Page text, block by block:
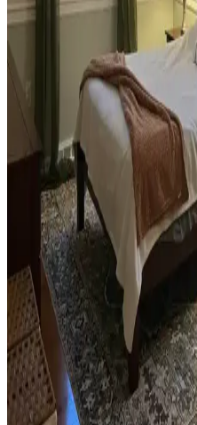
Teal Renkli Sandalyenin
Uyumunda Renk Tonları
Teal renkli sandalyenin halı ve
aksesuar seçimiyle sağlanır.
ahşap dolap, teal rengini öne
Yan Sehpa Boyama
Dekorasyon Uyumu İçin
Yan sehpa boyamada renk
açısından önemlidir. Koyu
görünümü seçenekleriyle estetik
Ev Kütüphanesi
Konforun Dengeli
Ev kütüphanesi yenilemesinde
dekoratif öğeler ve konforlu
ve raf düzeni mekânın
Yatak Odası Düzeni ve
Yerleşim ve Tasarım